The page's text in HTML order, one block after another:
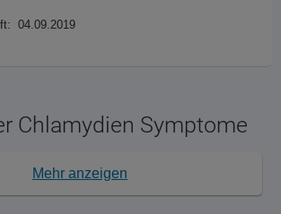
04.09.2019
Chlamydien Symptome
Mehr anzeigen